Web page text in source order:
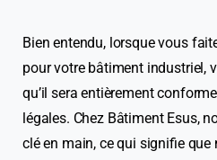
Bien entendu, lorsque vous
pour votre bâtiment industriel,
qu’il sera entièrement
légales. Chez Bâtiment Esus,
clé en main, ce qui signifie